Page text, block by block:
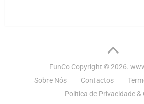
FunCoCopyright © 2026.
Sobre Nós
Contactos
Política de Privacidade &